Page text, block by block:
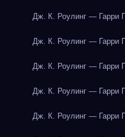
Дж. К. Роулинг — Гарри
Дж. К. Роулинг — Гарри
Дж. К. Роулинг — Гарри
Дж. К. Роулинг — Гарри
Дж. К. Роулинг — Гарри